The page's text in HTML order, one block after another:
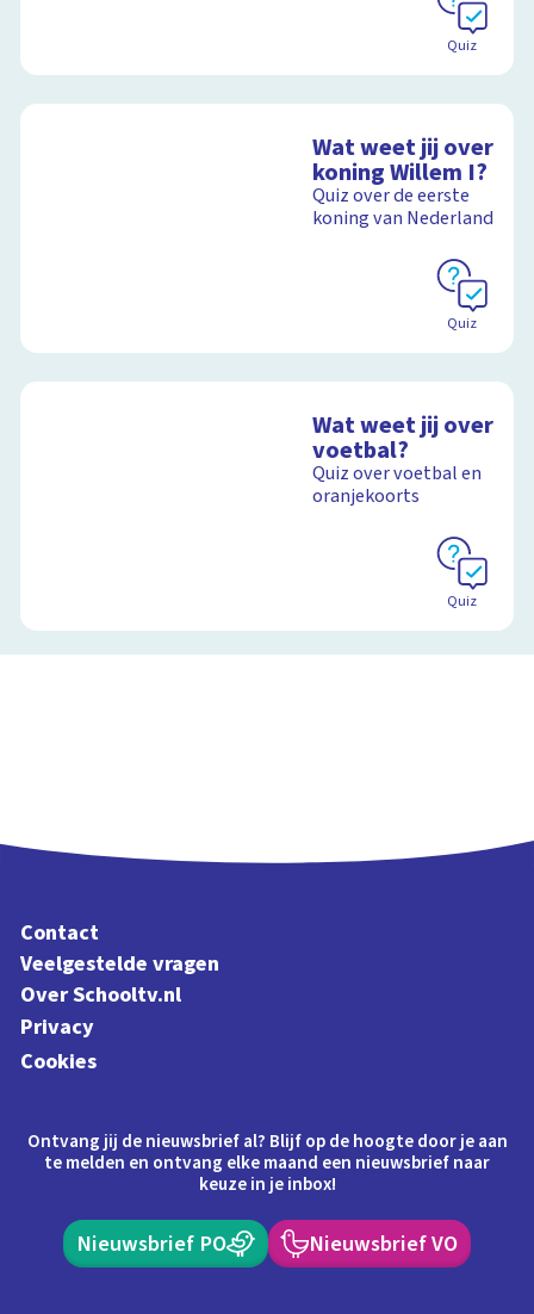
Quiz
Wat weet jij over
koning Willem I?
Quiz over de eerste
koning van Nederland
Quiz
Wat weet jij over
voetbal?
Quiz over voetbal en
oranjekoorts
Quiz
Contact
Veelgestelde vragen
Over Schooltv.nl
Privacy
Cookies
Ontvang jij de nieuwsbrief al? Blijf op de hoogte door je aan
te melden en ontvang elke maand een nieuwsbrief naar
keuze in je inbox!
Nieuwsbrief PO Nieuwsbrief VO